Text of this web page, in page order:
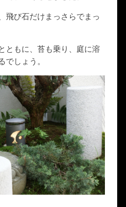
飛び石だけまっさらでまっ
ともに、苔も乗り、庭に溶
でしょう。